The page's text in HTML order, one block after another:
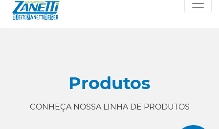
Produtos
CONHEÇA NOSSA LINHA DE PRODUTOS